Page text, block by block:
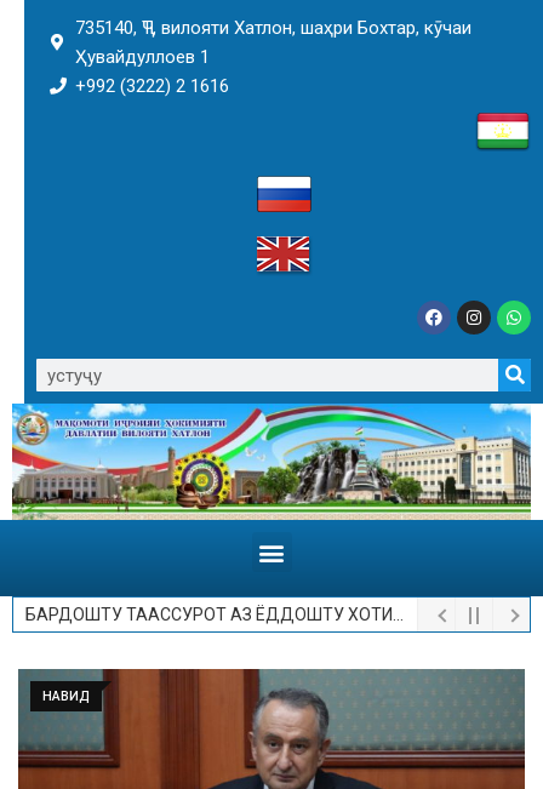
735140, ҶТ, вилояти Хатлон, шаҳри Бохтар, кӯчаи
Ҳувайдуллоев 1
+992 (3222) 2 1616
БАРДОШТУ ТААССУРОТ АЗ ЁДДОШТУ ХОТИРОТ.
НАВИД